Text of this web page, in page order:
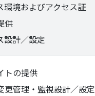
環境およびアクセス証
供
設計／設定
トの提供
更管理・監視設計／設定